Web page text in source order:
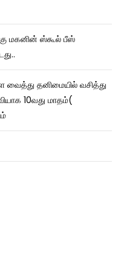
மகனின் ஸ்கூல் பீஸ்
தனிமையில் வசித்து
10வது மாதம்(